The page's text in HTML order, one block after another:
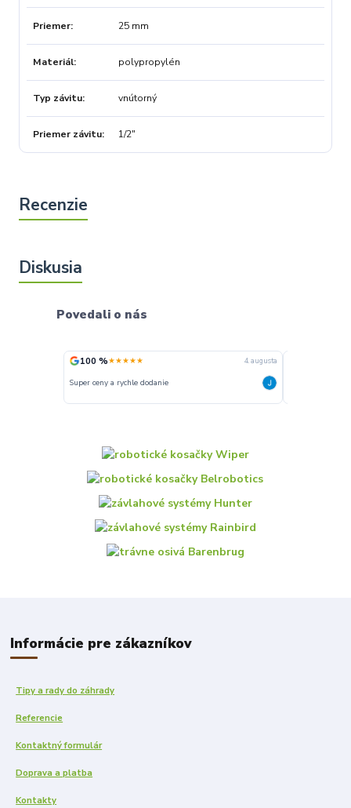
Priemer 25 mm
Materiál polypropylén
Typ závitu vnútorný
Priemer závitu 1/2"
Povedali o nás
100 %★★★★★ 4. augusta
Super ceny a rychle dodanie
Informácie pre zákazníkov
Tipy a rady do záhrady
Referencie
Kontaktný formulár
Doprava a platba
Kontakty